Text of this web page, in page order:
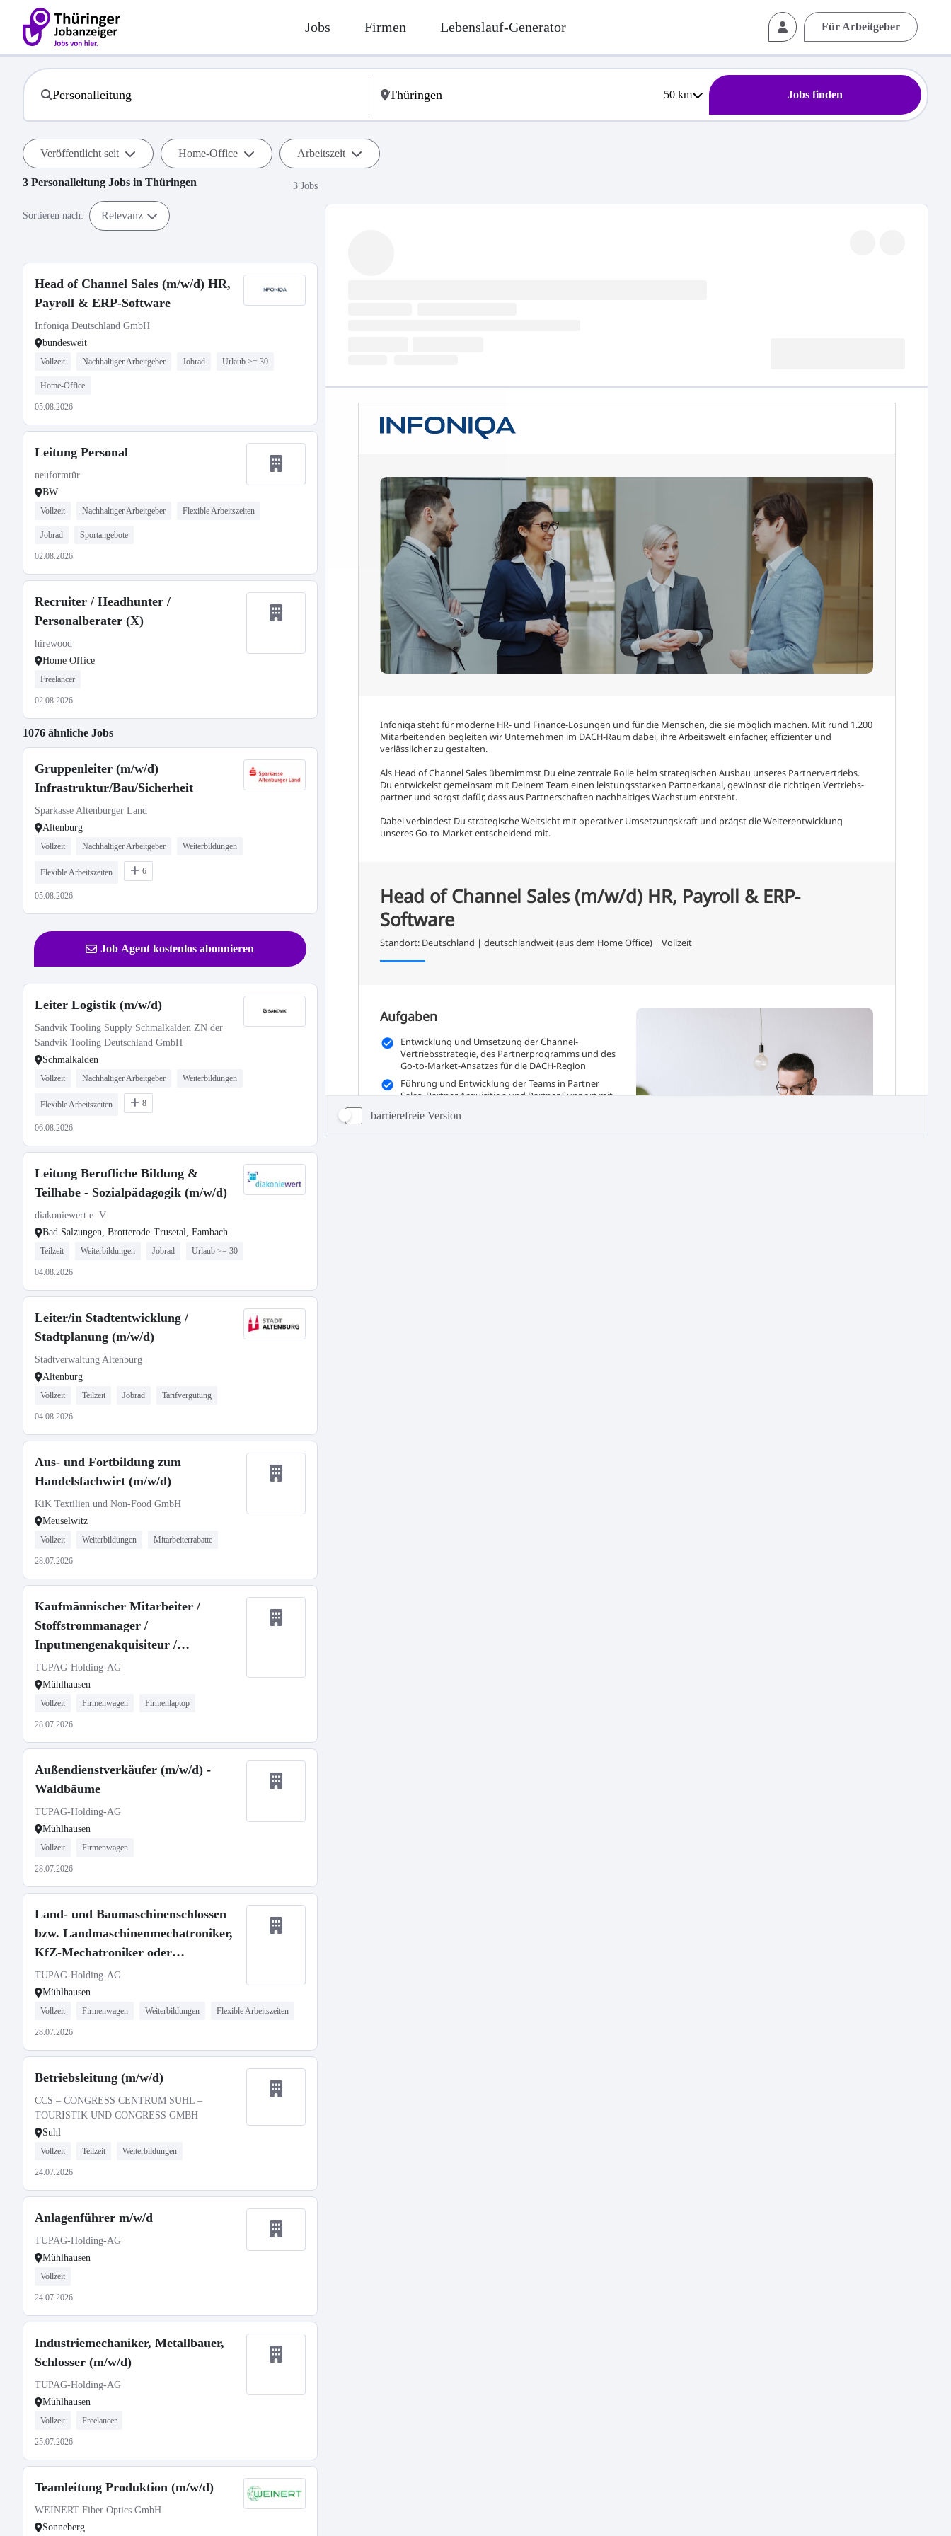
Jobs Firmen Lebenslauf-Generator Für Arbeitgeber
50km Jobs finden
Veröffentlicht seit Home-Office Arbeitszeit
3 Personalleitung Jobs in Thüringen 3 Jobs
Sortieren nach: Relevanz
Head of Channel Sales (m/w/d) HR,
Payroll & ERP-Software
Infoniqa Deutschland GmbH
bundesweit
Vollzeit Nachhaltiger Arbeitgeber Jobrad Urlaub >= 30
Home-Office
05.08.2026
Leitung Personal
neuformtür
BW
Vollzeit Nachhaltiger Arbeitgeber Flexible Arbeitszeiten
Jobrad Sportangebote
02.08.2026
Recruiter / Headhunter /
Personalberater (X)
hirewood
Home Office
Freelancer
02.08.2026
1076 ähnliche Jobs
Gruppenleiter (m/w/d)
Infrastruktur/Bau/Sicherheit
Sparkasse Altenburger Land
Altenburg
Vollzeit Nachhaltiger Arbeitgeber Weiterbildungen
Flexible Arbeitszeiten 6
05.08.2026
Job Agent kostenlos abonnieren
Leiter Logistik (m/w/d)
Sandvik Tooling Supply Schmalkalden ZN der
Sandvik Tooling Deutschland GmbH
Schmalkalden
Vollzeit Nachhaltiger Arbeitgeber Weiterbildungen
Flexible Arbeitszeiten 8
06.08.2026
Leitung Berufliche Bildung &
Teilhabe - Sozialpädagogik (m/w/d)
diakoniewert e. V.
Bad Salzungen, Brotterode-Trusetal, Fambach
Teilzeit Weiterbildungen Jobrad Urlaub >= 30
04.08.2026
Leiter/in Stadtentwicklung /
Stadtplanung (m/w/d)
Stadtverwaltung Altenburg
Altenburg
Vollzeit Teilzeit Jobrad Tarifvergütung
04.08.2026
Aus- und Fortbildung zum
Handelsfachwirt (m/w/d)
KiK Textilien und Non-Food GmbH
Meuselwitz
Vollzeit Weiterbildungen Mitarbeiterrabatte
28.07.2026
Kaufmännischer Mitarbeiter /
Stoffstrommanager /
Inputmengenakquisiteur /
Außendienstler m/w/d
TUPAG-Holding-AG
Mühlhausen
Vollzeit Firmenwagen Firmenlaptop
28.07.2026
Außendienstverkäufer (m/w/d) -
Waldbäume
TUPAG-Holding-AG
Mühlhausen
Vollzeit Firmenwagen
28.07.2026
Land- und Baumaschinenschlossen
bzw. Landmaschinenmechatroniker,
KfZ-Mechatroniker oder
Nutzfahrzeugmechatroniker m/w/d
TUPAG-Holding-AG
Mühlhausen
Vollzeit Firmenwagen Weiterbildungen Flexible Arbeitszeiten
28.07.2026
Betriebsleitung (m/w/d)
CCS – CONGRESS CENTRUM SUHL –
TOURISTIK UND CONGRESS GMBH
Suhl
Vollzeit Teilzeit Weiterbildungen
24.07.2026
Anlagenführer m/w/d
TUPAG-Holding-AG
Mühlhausen
Vollzeit
24.07.2026
Industriemechaniker, Metallbauer,
Schlosser (m/w/d)
TUPAG-Holding-AG
Mühlhausen
Vollzeit Freelancer
25.07.2026
Teamleitung Produktion (m/w/d)
WEINERT Fiber Optics GmbH
Sonneberg
barrierefreie Version